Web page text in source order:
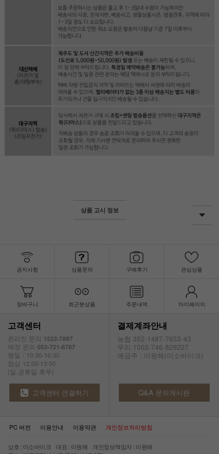
상품 고시 정보
공지사항 상품문의 구매후기 관심상품
장바구니 최근본상품 주문내역 마이페이지
고객센터
온라인 문의 1522-7897
매장 문의 053-721-6787
평일 : 10:30-16:30
점심 12:00-13:00
(일.공휴일 휴무)
결제계좌안내
농협 352-1487-7653-43
우리 1002-746-829227
예금주 : 이원해(미소바이크)
고객센터 연결하기 Q&A 문의게시판
PC 버전 이용안내 이용약관 개인정보처리방침
상호 : 미소바이크 대표 : 이원해 개인정보책임자 : 이원해